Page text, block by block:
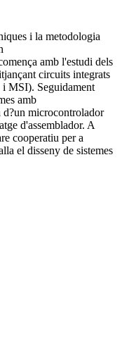
i la metodologia
amb l'estudi dels
circuits integrats
i MSI). Seguidament
amb
d?un microcontrolador
d'assemblador. A
cooperatiu per a
el disseny de sistemes